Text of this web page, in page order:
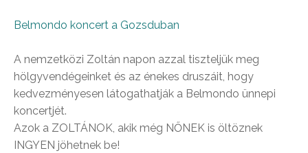
Belmondo koncert a Gozsduban
A nemzetközi Zoltán napon azzal tiszteljük meg
hölgyvendégeinket és az énekes druszáit, hogy
kedvezményesen látogathatják a Belmondo ünnepi
koncertjét.
Azok a ZOLTÁNOK, akik még NŐNEK is öltöznek
INGYEN jöhetnek be!